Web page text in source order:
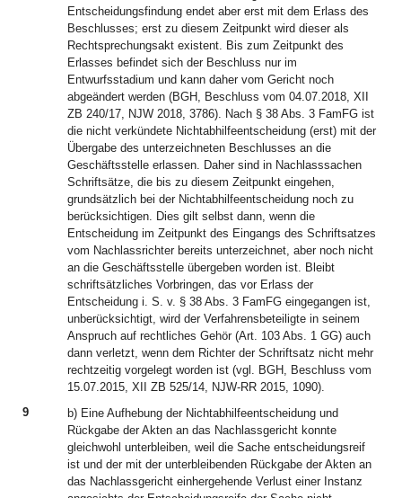
Entscheidungsfindung endet aber erst mit dem Erlass des
Beschlusses; erst zu diesem Zeitpunkt wird dieser als
Rechtsprechungsakt existent. Bis zum Zeitpunkt des
Erlasses befindet sich der Beschluss nur im
Entwurfsstadium und kann daher vom Gericht noch
abgeändert werden (BGH, Beschluss vom 04.07.2018, XII
ZB 240/17, NJW 2018, 3786). Nach § 38 Abs. 3 FamFG ist
die nicht verkündete Nichtabhilfeentscheidung (erst) mit der
Übergabe des unterzeichneten Beschlusses an die
Geschäftsstelle erlassen. Daher sind in Nachlasssachen
Schriftsätze, die bis zu diesem Zeitpunkt eingehen,
grundsätzlich bei der Nichtabhilfeentscheidung noch zu
berücksichtigen. Dies gilt selbst dann, wenn die
Entscheidung im Zeitpunkt des Eingangs des Schriftsatzes
vom Nachlassrichter bereits unterzeichnet, aber noch nicht
an die Geschäftsstelle übergeben worden ist. Bleibt
schriftsätzliches Vorbringen, das vor Erlass der
Entscheidung i. S. v. § 38 Abs. 3 FamFG eingegangen ist,
unberücksichtigt, wird der Verfahrensbeteiligte in seinem
Anspruch auf rechtliches Gehör (Art. 103 Abs. 1 GG) auch
dann verletzt, wenn dem Richter der Schriftsatz nicht mehr
rechtzeitig vorgelegt worden ist (vgl. BGH, Beschluss vom
15.07.2015, XII ZB 525/14, NJW-RR 2015, 1090).
9
b) Eine Aufhebung der Nichtabhilfeentscheidung und
Rückgabe der Akten an das Nachlassgericht konnte
gleichwohl unterbleiben, weil die Sache entscheidungsreif
ist und der mit der unterbleibenden Rückgabe der Akten an
das Nachlassgericht einhergehende Verlust einer Instanz